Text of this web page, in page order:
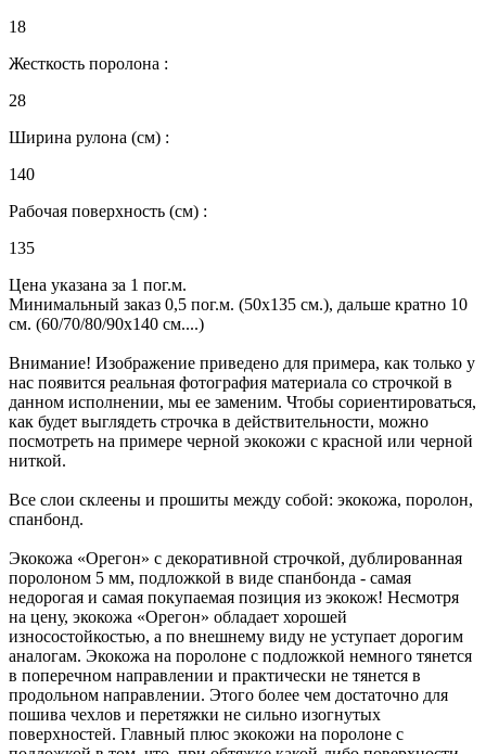
18
Жесткость поролона :
28
Ширина рулона (см) :
140
Рабочая поверхность (см) :
135
Цена указана за 1 пог.м.
Минимальный заказ 0,5 пог.м. (50х135 см.), дальше кратно 10
см. (60/70/80/90х140 см....)
Внимание! Изображение приведено для примера, как только у
нас появится реальная фотография материала со строчкой в
данном исполнении, мы ее заменим. Чтобы сориентироваться,
как будет выглядеть строчка в действительности, можно
посмотреть на примере черной экокожи с красной или черной
ниткой.
Все слои склеены и прошиты между собой: экокожа, поролон,
спанбонд.
Экокожа «Орегон» с декоративной строчкой, дублированная
поролоном 5 мм, подложкой в виде спанбонда - самая
недорогая и самая покупаемая позиция из экокож! Несмотря
на цену, экокожа «Орегон» обладает хорошей
износостойкостью, а по внешнему виду не уступает дорогим
аналогам. Экокожа на поролоне с подложкой немного тянется
в поперечном направлении и практически не тянется в
продольном направлении. Этого более чем достаточно для
пошива чехлов и перетяжки не сильно изогнутых
поверхностей. Главный плюс экокожи на поролоне с